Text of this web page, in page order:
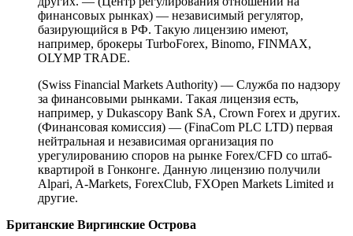
финансовых рынках) — независимый регулятор,
базирующийся в РФ. Такую лицензию имеют,
например, брокеры TurboForex, Binomo, FINMAX,
OLYMP TRADE.
(Swiss Financial Markets Authority) — Служба по надзору
за финансовыми рынками. Такая лицензия есть,
например, у Dukascopy Bank SA, Crown Forex и других.
(Финансовая комиссия) — (FinaCom PLC LTD) первая
нейтральная и независимая организация по
урегулированию споров на рынке Forex/CFD со штаб-
квартирой в Гонконге. Данную лицензию получили
Alpari, A-Markets, ForexClub, FXOpen Markets Limited и
другие.
Британские Виргинские Острова